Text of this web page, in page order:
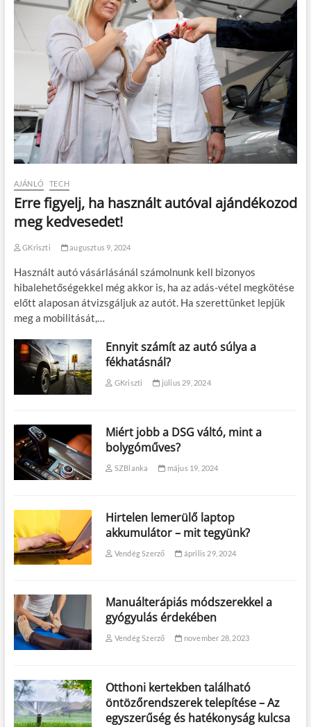
AJÁNLÓ TECH
Erre figyelj, ha használt autóval ajándékozod
meg kedvesedet!
GKriszti augusztus 9, 2024
Használt autó vásárlásánál számolnunk kell bizonyos
hibalehetőségekkel még akkor is, ha az adás-vétel megkötése
előtt alaposan átvizsgáljuk az autót. Ha szerettünket lepjük
meg a mobilitását,…
Ennyit számít az autó súlya a
fékhatásnál?
GKriszti július 29, 2024
Miért jobb a DSG váltó, mint a
bolygóműves?
SZBlanka május 19, 2024
Hirtelen lemerülő laptop
akkumulátor – mit tegyünk?
Vendég Szerző április 29, 2024
Manuálterápiás módszerekkel a
gyógyulás érdekében
Vendég Szerző november 28, 2023
Otthoni kertekben található
öntözőrendszerek telepítése – Az
egyszerűség és hatékonyság kulcsa